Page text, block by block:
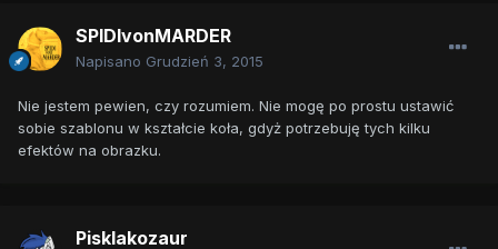
SPIDIvonMARDER
Napisano Grudzień 3, 2015
Nie jestem pewien, czy rozumiem. Nie mogę po prostu ustawić
sobie szablonu w kształcie koła, gdyż potrzebuję tych kilku
efektów na obrazku.
Pisklakozaur